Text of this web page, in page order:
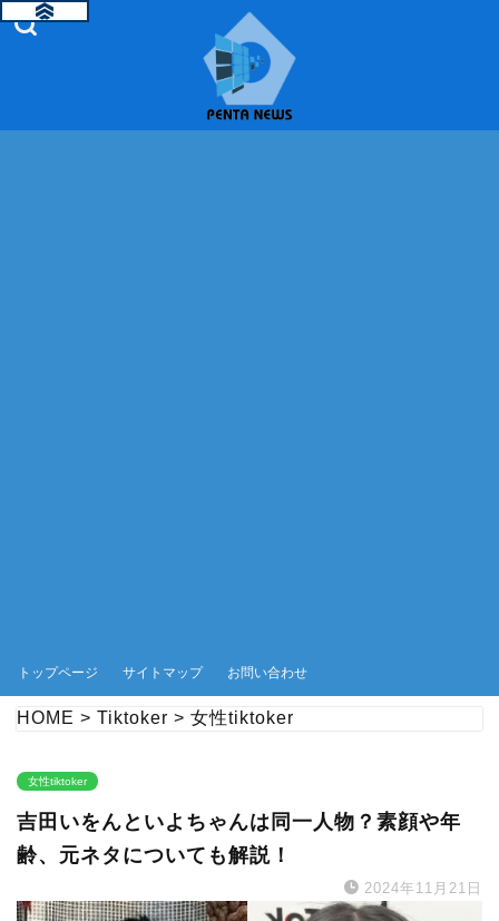
トップページ サイトマップ お問い合わせ
HOME > Tiktoker > 女性tiktoker
女性tiktoker
吉田いをんといよちゃんは同一人物？素顔や年
齢、元ネタについても解説！
2024年11月21日